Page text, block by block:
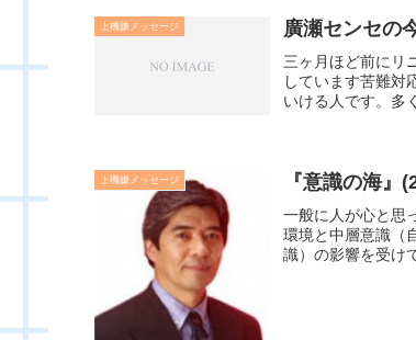
上機嫌メッセージ 廣瀬センセの
三ヶ月ほど前にリ
しています苦難
いける人です。多
上機嫌メッセージ 『意識の海』
一般に人が心と思
環境と中層意識（
識）の影響を受け